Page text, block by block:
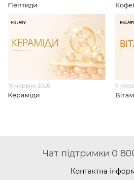
Пептиди
10 червня 2026
Кераміди
9
Чат підтримки 0
Контактна